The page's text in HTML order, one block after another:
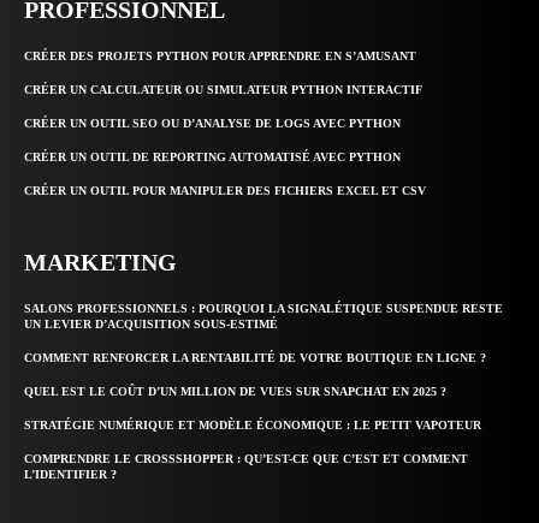
PROFESSIONNEL
CRÉER DES PROJETS PYTHON POUR APPRENDRE EN S’AMUSANT
CRÉER UN CALCULATEUR OU SIMULATEUR PYTHON INTERACTIF
CRÉER UN OUTIL SEO OU D’ANALYSE DE LOGS AVEC PYTHON
CRÉER UN OUTIL DE REPORTING AUTOMATISÉ AVEC PYTHON
CRÉER UN OUTIL POUR MANIPULER DES FICHIERS EXCEL ET CSV
MARKETING
SALONS PROFESSIONNELS : POURQUOI LA SIGNALÉTIQUE SUSPENDUE RESTE
UN LEVIER D’ACQUISITION SOUS-ESTIMÉ
COMMENT RENFORCER LA RENTABILITÉ DE VOTRE BOUTIQUE EN LIGNE ?
QUEL EST LE COÛT D’UN MILLION DE VUES SUR SNAPCHAT EN 2025 ?
STRATÉGIE NUMÉRIQUE ET MODÈLE ÉCONOMIQUE : LE PETIT VAPOTEUR
COMPRENDRE LE CROSSSHOPPER : QU’EST-CE QUE C’EST ET COMMENT
L’IDENTIFIER ?